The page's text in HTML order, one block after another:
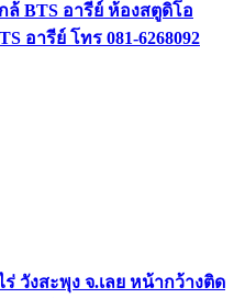
ล้ BTS อารีย์ ห้องสตูดิโอ
อารีย์ โทร 081-6268092
วังสะพุง จ.เลย หน้ากว้างติด